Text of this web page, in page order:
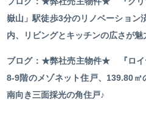
嶽山」駅徒歩3分のリノベーション
内、リビングとキッチンの広さが魅
ブログ：★弊社売主物件★ 『ロ
8-9階のメゾネット住戸、139.80㎡
南向き三面採光の角住戸♪